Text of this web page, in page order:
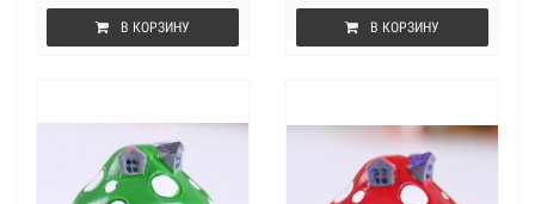
В КОРЗИНУ В КОРЗИНУ